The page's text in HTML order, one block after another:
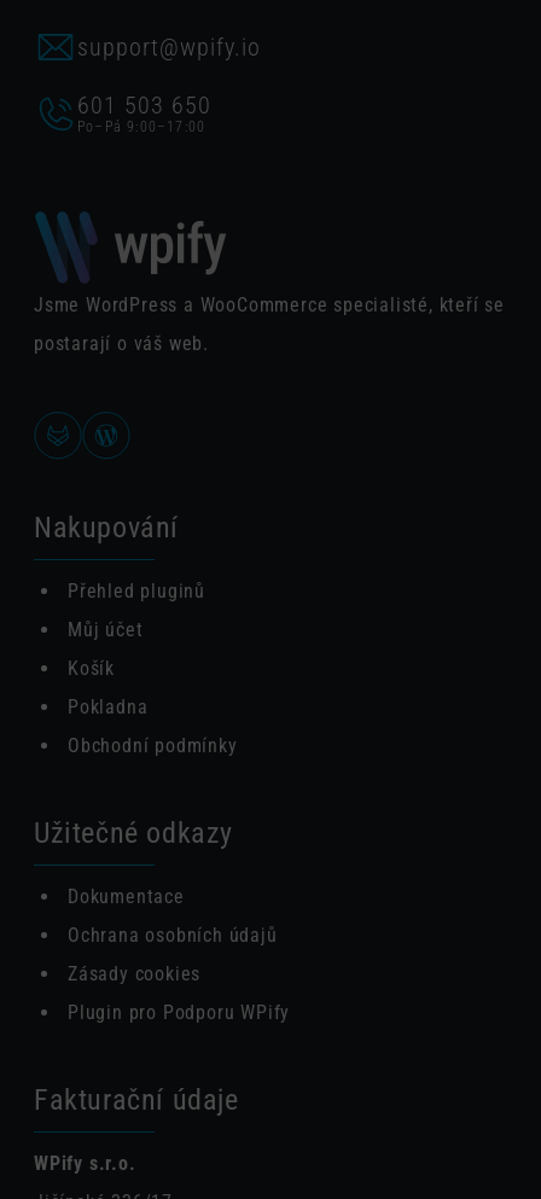
support@wpify.io
601 503 650
Po–Pá 9:00–17:00
Jsme WordPress a WooCommerce specialisté, kteří se
postarají o váš web.
Nakupování
Přehled pluginů
Můj účet
Košík
Pokladna
Obchodní podmínky
Užitečné odkazy
Dokumentace
Ochrana osobních údajů
Zásady cookies
Plugin pro Podporu WPify
Fakturační údaje
WPify s.r.o.